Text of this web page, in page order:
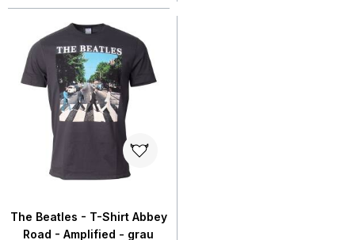
The Beatles - T-Shirt Abbey
Road - Amplified - grau